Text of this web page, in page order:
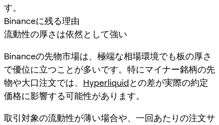
す。
Binanceに残る理由
流動性の厚さは依然として強い
Binanceの先物市場は、極端な相場環境でも板の厚さ
で優位に立つことが多いです。特にマイナー銘柄の先
物や大口注文では、 Hyperliquidとの差が実際の約定
価格に影響する可能性があります。
取引対象の流動性が薄い場合や、一回あたりの注文サ